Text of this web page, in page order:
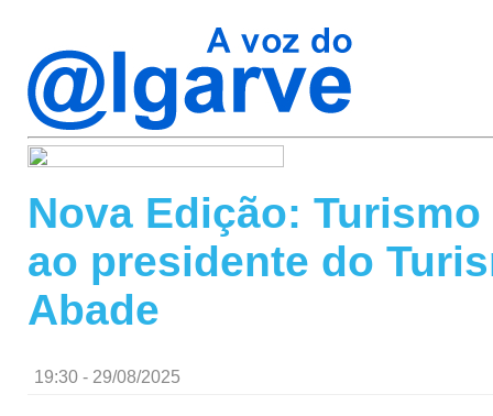
Nova Edição:
ao presidente do
Abade
19:30 - 29/08/2025